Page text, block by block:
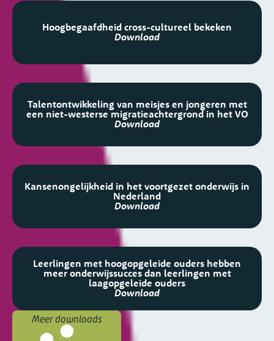
Hoogbegaafdheid cross-cultureel bekeken
Download
Talentontwikkeling van meisjes en jongeren met
een niet-westerse migratieachtergrond in het VO
Download
Kansenongelijkheid in het voortgezet onderwijs in
Nederland
Download
Leerlingen met hoogopgeleide ouders hebben
meer onderwijssucces dan leerlingen met
laagopgeleide ouders
Download
Meer downloads